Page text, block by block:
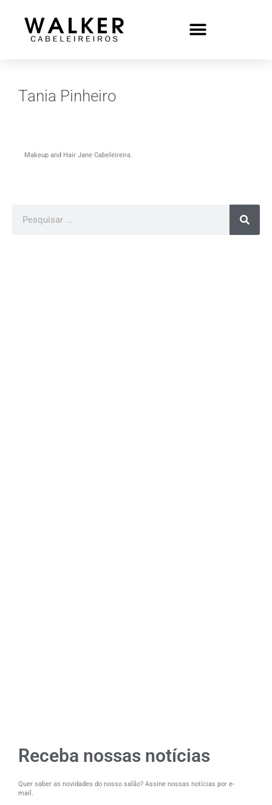
Tania Pinheiro
Makeup and Hair Jane Cabeleireira.
Receba nossas notícias
Quer saber as novidades do nosso salão? Assine nossas notícias por e-
mail.